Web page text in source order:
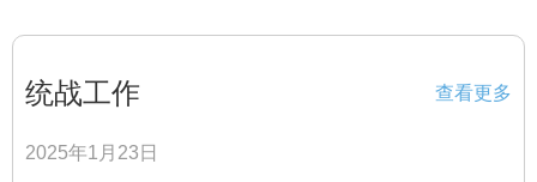
统战工作 查看更多
2025年1月23日